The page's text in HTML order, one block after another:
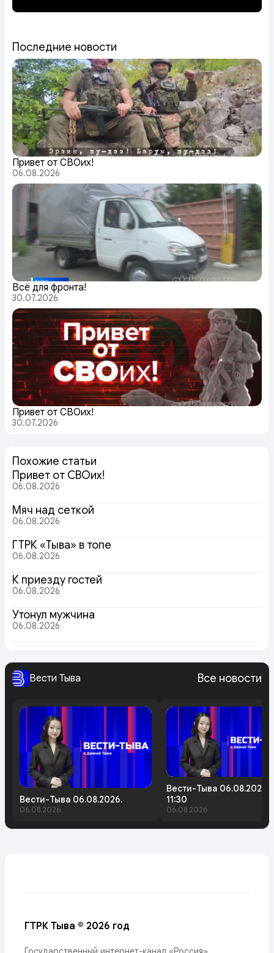
Последние новости
Привет от СВОих!
06.08.2026
Всё для фронта!
30.07.2026
Привет от СВОих!
30.07.2026
Похожие статьи
Привет от СВОих!
06.08.2026
Мяч над сеткой
06.08.2026
ГТРК «Тыва» в топе
06.08.2026
К приезду гостей
06.08.2026
Утонул мужчина
06.08.2026
Вести Тыва Все новости
Вести-Тыва 06.08.2026.
06.08.2026
Вести-Тыва 06.08.2026.
11:30
06.08.2026
ГТРК Тыва © 2026 год